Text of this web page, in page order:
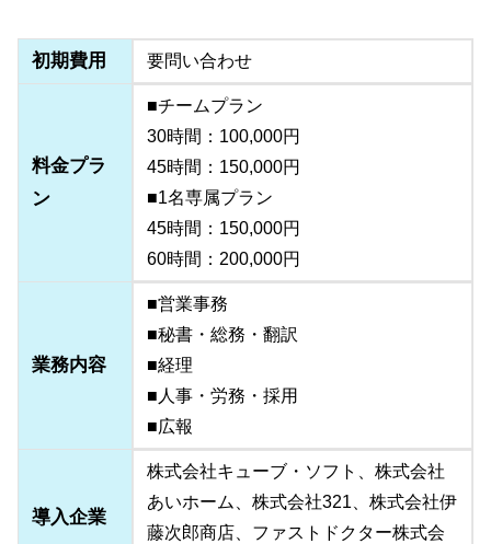
初期費用 要問い合わせ
料金プラ
ン
■チームプラン
30時間：100,000円
45時間：150,000円
■1名専属プラン
45時間：150,000円
60時間：200,000円
業務内容
■営業事務
■秘書・総務・翻訳
■経理
■人事・労務・採用
■広報
導入企業
株式会社キューブ・ソフト、株式会社
あいホーム、株式会社321、株式会社伊
藤次郎商店、ファストドクター株式会